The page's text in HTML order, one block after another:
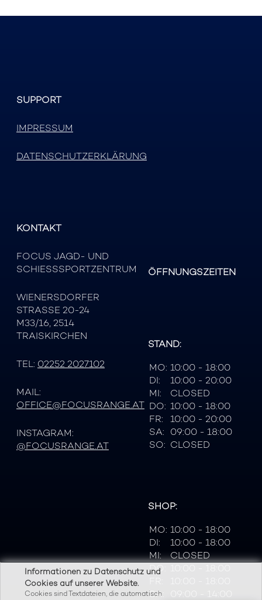
Informationen zu Datenschutz und
Cookies auf unserer Website.
Cookies sind Textdateien, die automatisch
SUPPORT
IMPRESSUM
DATENSCHUTZERKLÄRUNG
KONTAKT
FOCUS JAGD- UND
SCHIESSSPORTZENTRUM
WIENERSDORFER
STRASSE 20-24
M33/16, 2514
TRAISKIRCHEN
TEL: 02252 2027102
MAIL:
OFFICE@FOCUSRANGE.AT
INSTAGRAM:
@FOCUSRANGE.AT
ÖFFNUNGSZEITEN
STAND:
MO: 10:00 - 18:00
DI:
10:00 - 20:00
MI:
CLOSED
DO: 10:00 - 18:00
FR:
10:00 - 20:00
SA: 09:00 - 18:00
SO: CLOSED
SHOP:
MO: 10:00 - 18:00
DI:
10:00 - 18:00
MI:
CLOSED
DO:
SA:
09:00 - 14:00